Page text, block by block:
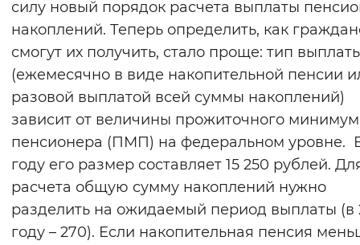
силу новый порядок расчета выплаты
накоплений. Теперь определить, как
смогут их получить, стало проще: тип
(ежемесячно в виде накопительной пенсии
разовой выплатой всей суммы накоплений)
зависит от величины прожиточного
пенсионера (ПМП) на федеральном уровне.
году его размер составляет 15 250 рублей.
расчета общую сумму накоплений нужно
разделить на ожидаемый период выплаты (в
году – 270). Если накопительная пенсия